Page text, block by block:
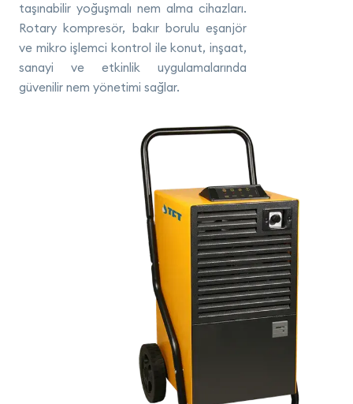
taşınabilir yoğuşmalı nem alma cihazları.
Rotary kompresör, bakır borulu eşanjör
ve mikro işlemci kontrol ile konut, inşaat,
sanayi ve etkinlik uygulamalarında
güvenilir nem yönetimi sağlar.